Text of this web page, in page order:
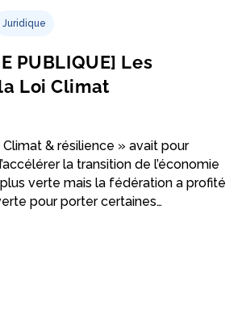
Juridique
PUBLIQUE] Les
Loi Climat
& résilience » avait pour
la transition de l’économie
verte mais la fédération a profité
pour porter certaines…